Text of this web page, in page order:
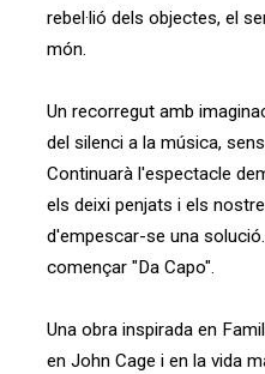
rebel·lió dels objectes, el
món.
Un recorregut amb
del silenci a la música,
Continuarà l'espectacle
els deixi penjats i els
d'empescar-se una
començar "Da Capo".
Una obra inspirada en
en John Cage i en la vida